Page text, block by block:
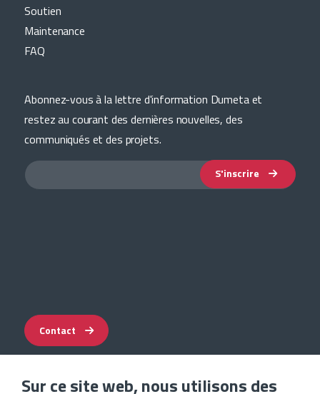
Soutien
Maintenance
FAQ
Abonnez-vous à la lettre d'information Dumeta et
restez au courant des dernières nouvelles, des
communiqués et des projets.
S'inscrire
Contact
Sur ce site web, nous utilisons des